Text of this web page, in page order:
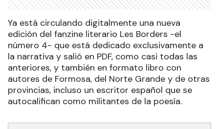
Ya está circulando digitalmente una nueva
edición del fanzine literario Les Borders -el
número 4- que está dedicado exclusivamente a
la narrativa y salió en PDF, como casi todas las
anteriores, y también en formato libro con
autores de Formosa, del Norte Grande y de otras
provincias, incluso un escritor español que se
autocalifican como militantes de la poesía.